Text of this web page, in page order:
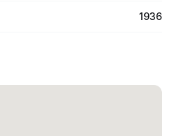
1936